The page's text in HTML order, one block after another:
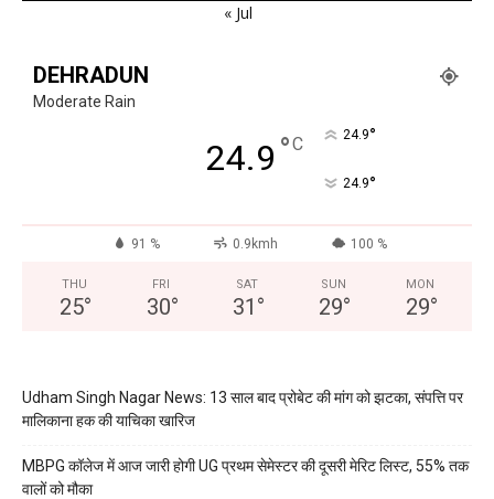
« Jul
DEHRADUN
Moderate Rain
24.9 °C 24.9°
24.9°
91 % 0.9kmh 100 %
THU
25°
FRI
30°
SAT
31 °
SUN
29°
MON
29°
Udham Singh Nagar News: 13 साल बाद प्रोबेट की मांग को झटका, संपत्ति पर
मालिकाना हक की याचिका खारिज
MBPG कॉलेज में आज जारी होगी UG प्रथम सेमेस्टर की दूसरी मेरिट लिस्ट, 55% तक
वालों को मौका